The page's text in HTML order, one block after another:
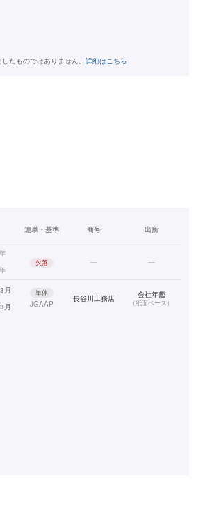
たものではありません。 詳細はこちら
連単・基準 商号 出所
欠落 — —
月
月
単体
JGAAP
長谷川工務店 会社年鑑
（紙面ベース ）